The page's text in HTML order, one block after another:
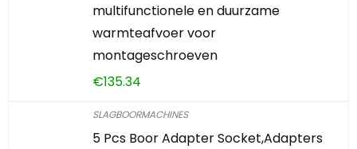
multifunctionele en duurzame
warmteafvoer voor
montageschroeven
€135.34
SLAGBOORMACHINES
5 Pcs Boor Adapter Socket,Adapters